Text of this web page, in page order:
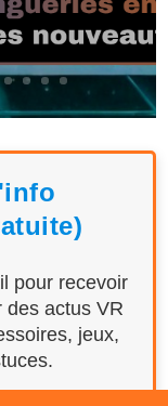
pour recevoir
des actus VR
jeux,